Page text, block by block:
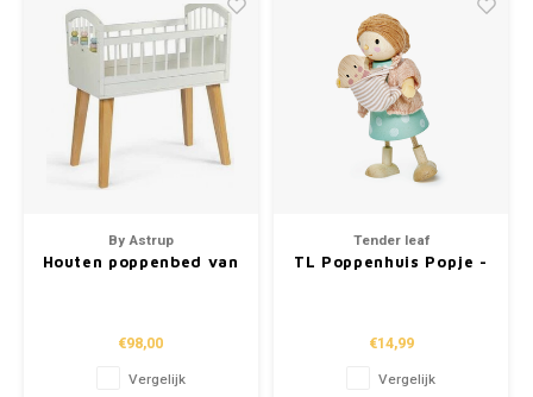
By Astrup
Houten poppenbed van
€98,00
Vergelijk
Tender leaf
TL Poppenhuis Popje -
€14,99
Vergelijk